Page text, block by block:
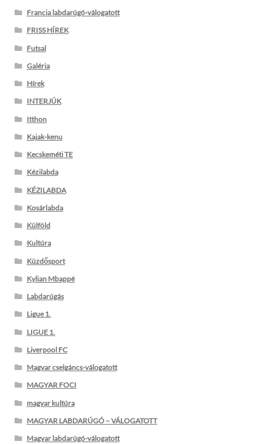
Francia labdarúgó-válogatott
FRISS HÍREK
Futsal
Galéria
Hírek
INTERJÚK
Itthon
Kajak-kenu
Kecskeméti TE
Kézilabda
KÉZILABDA
Kosárlabda
Külföld
Kultúra
Küzdősport
Kylian Mbappé
Labdarúgás
Ligue 1.
LIGUE 1.
Liverpool FC
Magyar cselgáncs-válogatott
MAGYAR FOCI
magyar kultúra
MAGYAR LABDARÚGÓ – VÁLOGATOTT
Magyar labdarúgó-válogatott